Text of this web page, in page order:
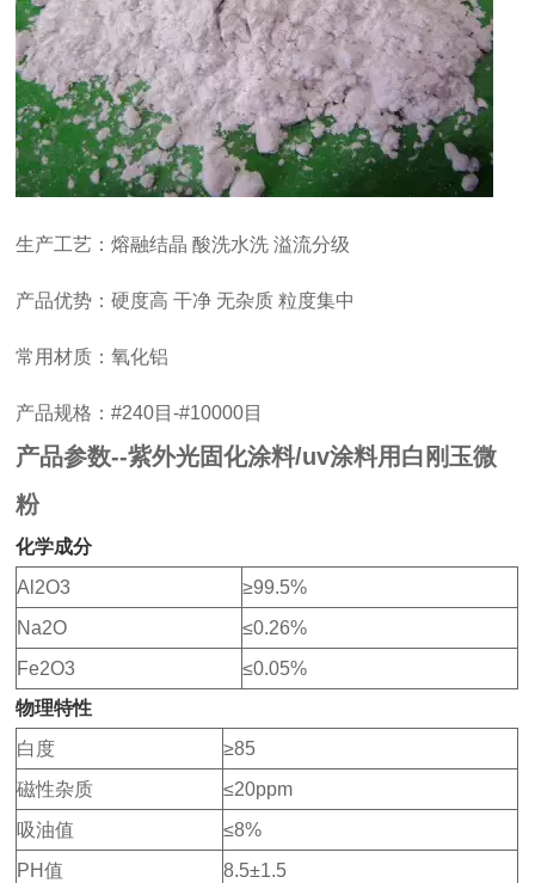
生产工艺：熔融结晶 酸洗水洗 溢流分级
产品优势：硬度高 干净 无杂质 粒度集中
常用材质：氧化铝
产品规格：#240目-#10000目
产品参数--紫外光固化涂料/uv涂料用白刚玉微
粉
化学成分
Al2O3
≥99.5%
Na2O
≤0.26%
Fe2O3
≤0.05%
物理特性
白度
≥85
磁性杂质
≤20ppm
吸油值
≤8%
PH值
8.5±1.5